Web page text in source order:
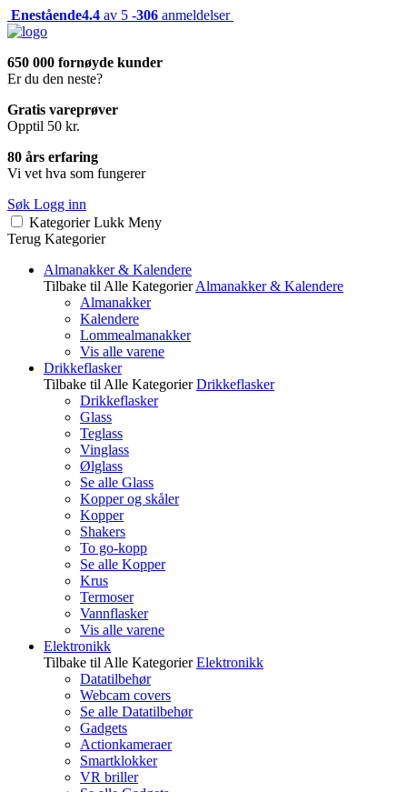
Enestående4.4 av 5 -306 anmeldelser
650 000 fornøyde kunder
Er du den neste?
Gratis vareprøver
Opptil 50 kr.
80 års erfaring
Vi vet hva som fungerer
Søk Logg inn
Kategorier Lukk Meny
Terug Kategorier
Almanakker & Kalendere
Tilbake til Alle Kategorier Almanakker & Kalendere
Almanakker
Kalendere
Lommealmanakker
Vis alle varene
Drikkeflasker
Tilbake til Alle Kategorier Drikkeflasker
Drikkeflasker
Glass
Teglass
Vinglass
Ølglass
Se alle Glass
Kopper og skåler
Kopper
Shakers
To go-kopp
Se alle Kopper
Krus
Termoser
Vannflasker
Vis alle varene
Elektronikk
Tilbake til Alle Kategorier Elektronikk
Datatilbehør
Webcam covers
Se alle Datatilbehør
Gadgets
Actionkameraer
Smartklokker
VR briller